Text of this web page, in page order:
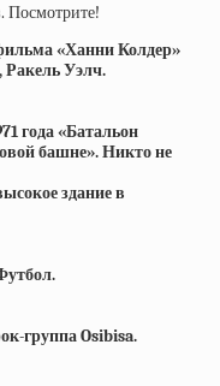
Посмотрите!
«Ханни Колдер»
Ракель Уэлч.
года «Батальон
башне». Никто не
здание в
группа Osibisa.